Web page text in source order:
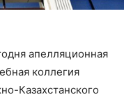
апелляционная
коллегия
Казахстанского